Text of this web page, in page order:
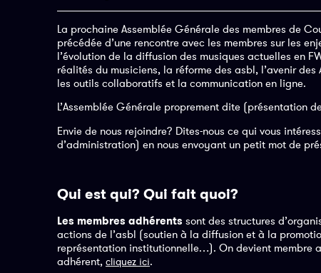
La prochaine Assemblée Générale des membres de
précédée d’une rencontre avec les membres sur les
l’évolution de la diffusion des musiques actuelles en
réalités du musiciens, la réforme des asbl, l’avenir
les outils collaboratifs et la communication en ligne.
L’Assemblée Générale proprement dite (présentation
Envie de nous rejoindre? Dites-nous ce qui vous
d’administration) en nous envoyant un petit mot de
Qui est qui? Qui fait quoi?
Les membres adhérents sont des structures
actions de l’asbl (soutien à la diffusion et à la
représentation institutionnelle…). On devient membre
adhérent, cliquez ici.